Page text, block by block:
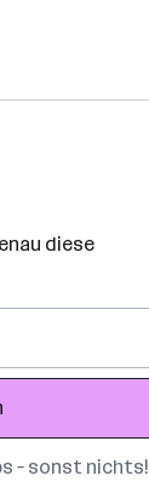
diese
– sonst nichts!